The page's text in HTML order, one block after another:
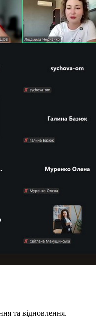
та відновлення.